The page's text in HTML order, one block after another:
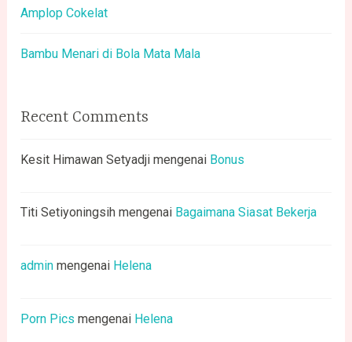
Amplop Cokelat
Bambu Menari di Bola Mata Mala
Recent Comments
Kesit Himawan Setyadji mengenai Bonus
Titi Setiyoningsih mengenai Bagaimana Siasat Bekerja
admin mengenai Helena
Porn Pics mengenai Helena